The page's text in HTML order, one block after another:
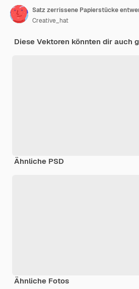
Satz zerrissene Papierstücke
Creative_hat
Diese Vektoren könnten dir auch
Ähnliche PSD
Ähnliche Fotos